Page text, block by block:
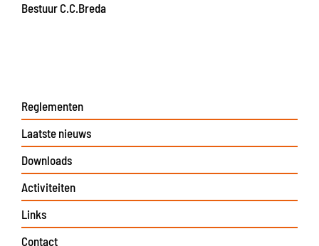
Bestuur C.C.Breda
Reglementen
Laatste nieuws
Downloads
Activiteiten
Links
Contact